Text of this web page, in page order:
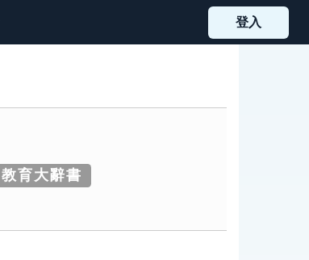
登入
教育大辭書